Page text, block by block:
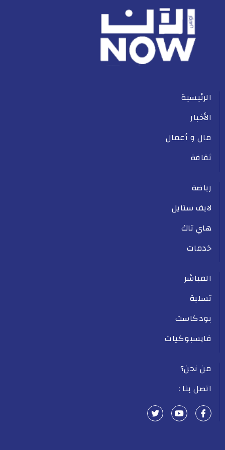
الرئيسية
الأخبار
مال و أعمال
ثقافة
رياضة
لايف ستايل
هاي تاك
خدمات
المباشر
تسلية
بودكاست
فايسبوكيات
من نحن؟
اتصل بنا :